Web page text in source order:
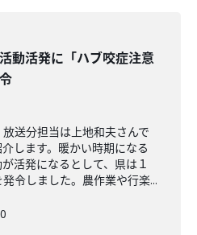
動活発に「ハブ咬症注意
送分担当は上地和夫さんで
します。暖かい時期になる
活発になるとして、県は１
令しました。農作業や行楽...